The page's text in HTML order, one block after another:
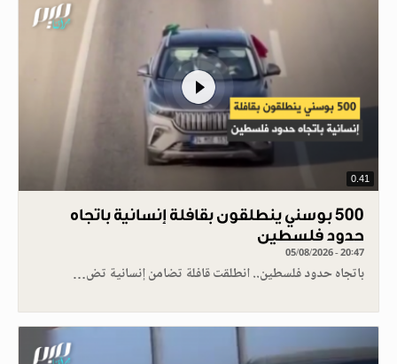
0.41
500 بوسني ينطلقون بقافلة إنسانية باتجاه
حدود فلسطين
05/08/2026 - 20:47
باتجاه حدود فلسطين.. انطلقت قافلة تضامن إنسانية تض…